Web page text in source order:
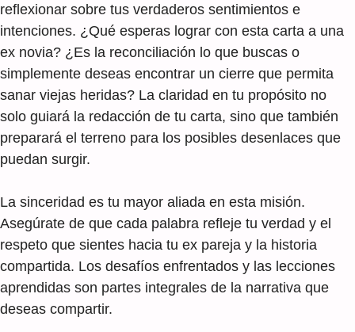
reflexionar sobre tus verdaderos sentimientos e
intenciones. ¿Qué esperas lograr con esta carta a una
ex novia? ¿Es la reconciliación lo que buscas o
simplemente deseas encontrar un cierre que permita
sanar viejas heridas? La claridad en tu propósito no
solo guiará la redacción de tu carta, sino que también
preparará el terreno para los posibles desenlaces que
puedan surgir.
La sinceridad es tu mayor aliada en esta misión.
Asegúrate de que cada palabra refleje tu verdad y el
respeto que sientes hacia tu ex pareja y la historia
compartida. Los desafíos enfrentados y las lecciones
aprendidas son partes integrales de la narrativa que
deseas compartir.